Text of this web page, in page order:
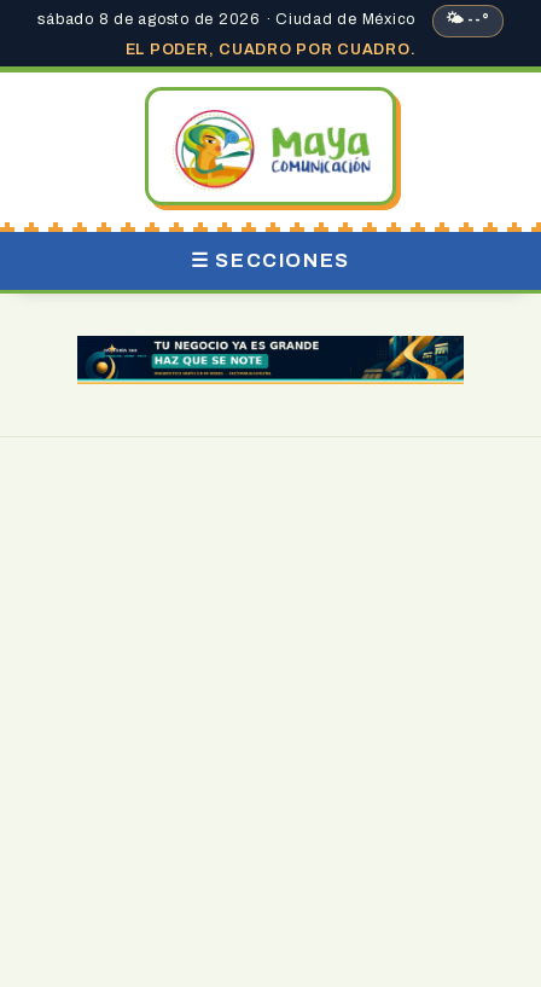
sábado 8 de agosto de 2026 · Ciudad de México
🌤 --°
EL PODER, CUADRO POR CUADRO.
☰ SECCIONES